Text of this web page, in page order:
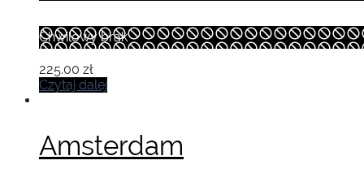
Chwilowy brak
225.00 zł
Czytaj dalej
Amsterdam